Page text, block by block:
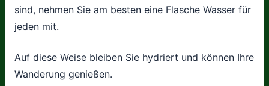
sind, nehmen Sie am besten eine Flasche Wasser für
jeden mit.
Auf diese Weise bleiben Sie hydriert und können Ihre
Wanderung genießen.